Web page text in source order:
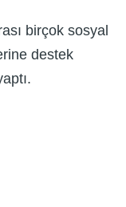
birçok sosyal
destek